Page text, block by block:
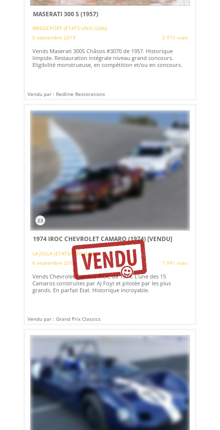
MASERATI 300 S (1957)
BRIDGEPORT (ETATS-UNIS (USA))
5 septembre 2019
2 973 vues
Vends Maserati 300S Châssis #3070 de 1957. Historique
limpide. Restauration intégrale niveau grand concours.
Eligibilité monstrueuse, en compétition et/ou en concours.
Vendu par : Redline Restorations
23
1974 IROC CHEVROLET CAMARO (1974)[VENDU]
LA JOLLA (ETATS-UNIS (USA))
6 septembre 2019
1 041 vues
Vends Chevrolet Camaro IROC de 1974. L'une des 15
Camaros construites par AJ Foyt et pilotée par les plus
grands. En parfait Etat. Historique incroyable.
Vendu par : Grand Prix Classics